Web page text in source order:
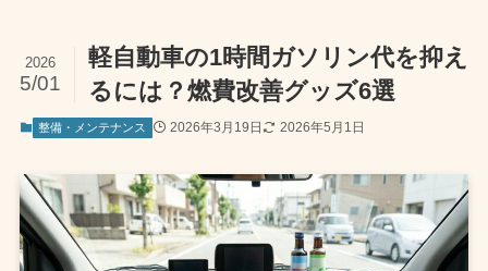
軽自動車の1時間ガソリン代を抑え
るには？燃費改善グッズ6選
2026
5/01
整備・メンテナンス 2026年3月19日 2026年5月1日